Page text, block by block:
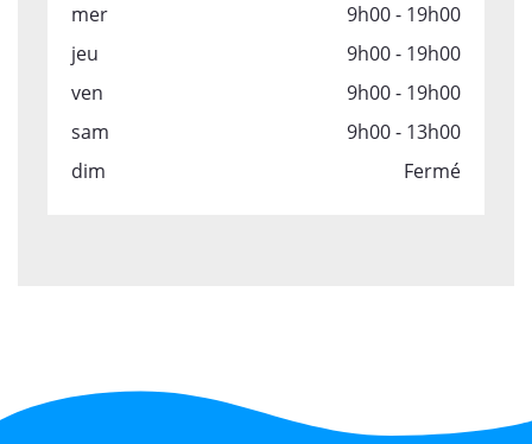
mer
9h00 - 19h00
jeu
9h00 - 19h00
ven
9h00 - 19h00
sam
9h00 - 13h00
dim
Fermé